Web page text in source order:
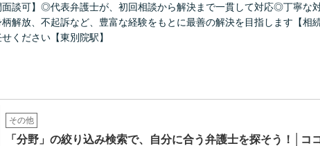
面談可】◎代表弁護士が、初回相談から解決まで一貫して対応◎丁寧な
解放、不起訴など、豊富な経験をもとに最善の解決を目指します【相
ください【東別院駅】
その他
「分野」の絞り込み検索で、自分に合う弁護士を探そう！│コ